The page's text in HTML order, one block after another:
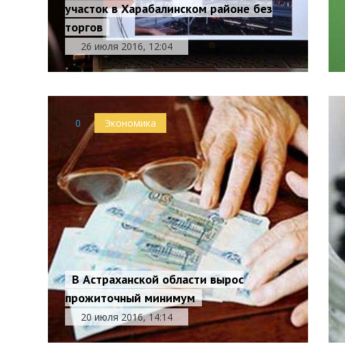
участок в Харабалинском районе без
торгов
26 июля 2016, 12:04
0 Экономика
В Астраханской области вырос
прожиточный минимум
20 июля 2016, 14:14